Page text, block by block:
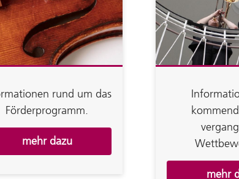
rund um das
Förderprogramm.
mehr dazu
mehr